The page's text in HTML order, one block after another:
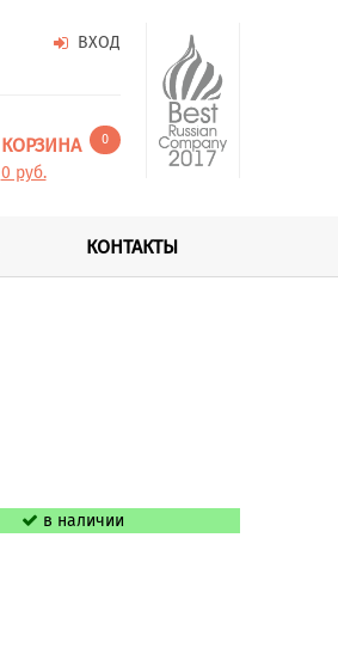
ВХОД
КОРЗИНА 0
0 руб.
КОНТАКТЫ
в наличии